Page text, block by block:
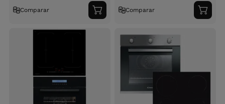
Comparar
Adicionar
ao
Comparar
ao